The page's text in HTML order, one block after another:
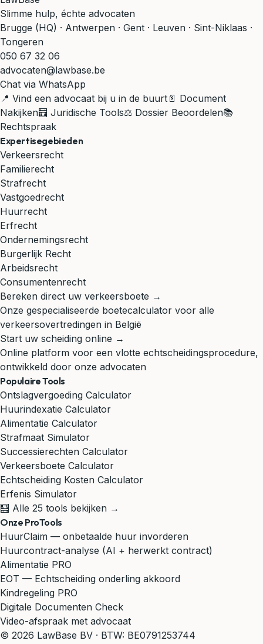
Slimme hulp, échte advocaten
Brugge (HQ) · Antwerpen · Gent · Leuven · Sint-Niklaas ·
Tongeren
050 67 32 06
advocaten@lawbase.be
Chat via WhatsApp
📍 Vind een advocaat bij u in de buurt 📄 Document
Nakijken🧮 Juridische Tools⚖️ Dossier Beoordelen📚
Rechtspraak
Expertisegebieden
Verkeersrecht
Familierecht
Strafrecht
Vastgoedrecht
Huurrecht
Erfrecht
Ondernemingsrecht
Burgerlijk Recht
Arbeidsrecht
Consumentenrecht
Bereken direct uw verkeersboete →
Onze gespecialiseerde boetecalculator voor alle
verkeersovertredingen in België
Start uw scheiding online →
Online platform voor een vlotte echtscheidingsprocedure,
ontwikkeld door onze advocaten
Populaire Tools
Ontslagvergoeding Calculator
Huurindexatie Calculator
Alimentatie Calculator
Strafmaat Simulator
Successierechten Calculator
Verkeersboete Calculator
Echtscheiding Kosten Calculator
Erfenis Simulator
🧮 Alle 25 tools bekijken →
Onze ProTools
HuurClaim — onbetaalde huur invorderen
Huurcontract-analyse (AI + herwerkt contract)
Alimentatie PRO
EOT — Echtscheiding onderling akkoord
Kindregeling PRO
Digitale Documenten Check
Video-afspraak met advocaat
© 2026 LawBase BV · BTW: BE0791253744